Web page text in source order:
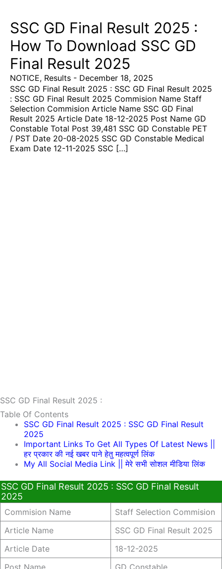
SSC GD Final Result 2025 :
How To Download SSC GD
Final Result 2025
NOTICE, Results - December 18, 2025
SSC GD Final Result 2025 : SSC GD Final Result 2025
: SSC GD Final Result 2025 Commision Name Staff
Selection Commision Article Name SSC GD Final
Result 2025 Article Date 18-12-2025 Post Name GD
Constable Total Post 39,481 SSC GD Constable PET
/ PST Date 20-08-2025 SSC GD Constable Medical
Exam Date 12-11-2025 SSC […]
SSC GD Final Result 2025 :
Table Of Contents
SSC GD Final Result 2025 : SSC GD Final Result
2025
Important Links To Get All Types Of Latest News ||
हर प्रकार की नई खबर पाने हेतु महत्वपूर्ण लिंक
My All Social Media Link || मेरे सभी सोशल मीडिया लिंक
SSC GD Final Result 2025 : SSC GD Final Result
2025
Commision Name
Staff Selection Commision
Article Name
SSC GD Final Result 2025
Article Date
18-12-2025
Post Name
GD Constable